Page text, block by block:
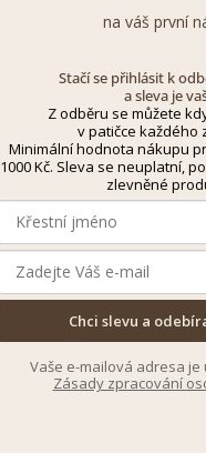
na váš první
Stačí se přihlásit k
a sleva je
Z odběru se můžete
v patičce každého
Minimální hodnota nákupu
1000 Kč. Sleva se neuplatní,
zlevněné
Chci slevu a
Vaše e-mailová adresa je
Zásady zpracování